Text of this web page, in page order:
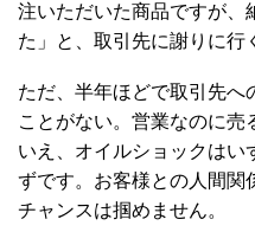
注いただいた商品ですが、
た」と、取引先に謝りに行
ただ、半年ほどで取引先へ
ことがない。営業なのに売
いえ、オイルショックはい
ずです。お客様との人間関
チャンスは掴めません。